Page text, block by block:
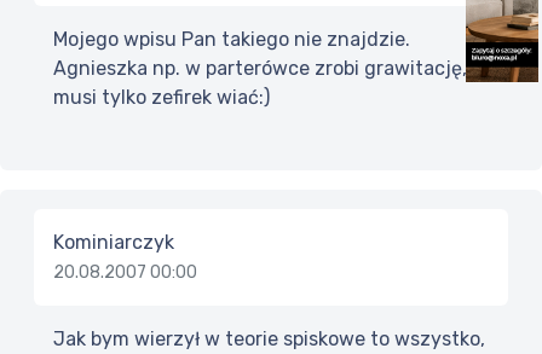
Mojego wpisu Pan takiego nie znajdzie.
Agnieszka np. w parterówce zrobi grawitację,
musi tylko zefirek wiać:)
Kominiarczyk
20.08.2007 00:00
Jak bym wierzył w teorie spiskowe to wszystko,